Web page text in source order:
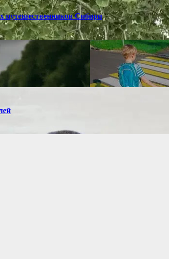
путешественников Сибири